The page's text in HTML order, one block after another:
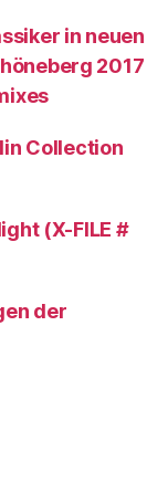
in neuen
2017
Collection
(X-FILE #
der